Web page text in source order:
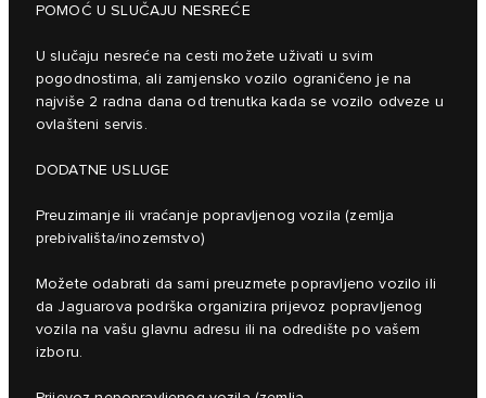
POMOĆ U SLUČAJU NESREĆE
U slučaju nesreće na cesti možete uživati u svim
pogodnostima, ali zamjensko vozilo ograničeno je na
najviše 2 radna dana od trenutka kada se vozilo odveze u
ovlašteni servis.
DODATNE USLUGE
Preuzimanje ili vraćanje popravljenog vozila (zemlja
prebivališta/inozemstvo)
Možete odabrati da sami preuzmete popravljeno vozilo ili
da Jaguarova podrška organizira prijevoz popravljenog
vozila na vašu glavnu adresu ili na odredište po vašem
izboru.